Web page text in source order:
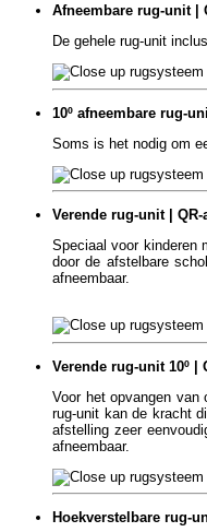
Afneembare rug-unit |
De gehele rug-unit
10º afneembare rug-
Soms is het nodig om
Verende rug-unit | QR-
Speciaal voor kinderen
door de afstelbare
afneembaar.
Verende rug-unit 10º |
Voor het opvangen van
rug-unit kan de kracht
afstelling zeer
afneembaar.
Hoekverstelbare rug-